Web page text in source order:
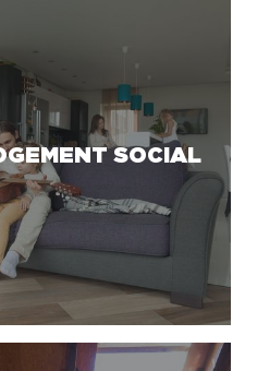
SOCIAL